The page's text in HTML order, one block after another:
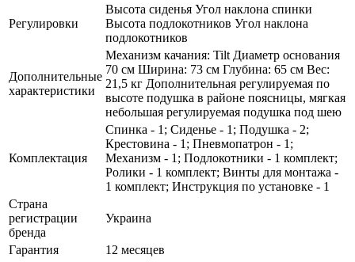
Регулировки
Высота сиденья Угол наклона спинки
Высота подлокотников Угол наклона
подлокотников
Дополнительные
характеристики
Механизм качания: Tilt Диаметр основания
70 см Ширина: 73 см Глубина: 65 см Вес:
21,5 кг Дополнительная регулируемая по
высоте подушка в районе поясницы, мягкая
небольшая регулируемая подушка под шею
Комплектация
Спинка - 1; Сиденье - 1; Подушка - 2;
Крестовина - 1; Пневмопатрон - 1;
Механизм - 1; Подлокотники - 1 комплект;
Ролики - 1 комплект; Винты для монтажа -
1 комплект; Инструкция по установке - 1
Страна
регистрации
бренда
Украина
Гарантия
12 месяцев